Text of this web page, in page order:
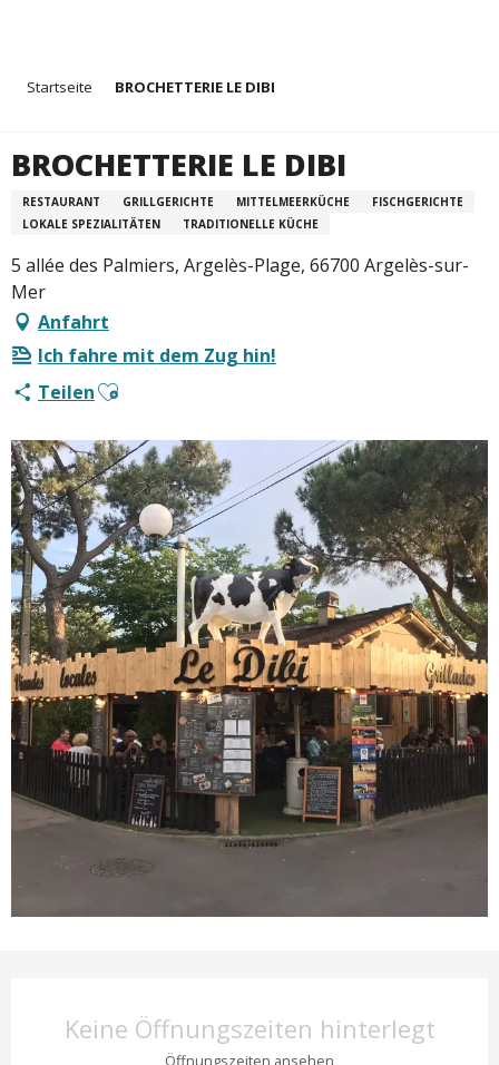
principal
Startseite BROCHETTERIE LE DIBI
BROCHETTERIE LE DIBI
RESTAURANT GRILLGERICHTE MITTELMEERKÜCHE
FISCHGERICHTE
LOKALE SPEZIALITÄTEN
TRADITIONELLE KÜCHE
5 allée des Palmiers, Argelès-Plage, 66700 Argelès-sur-
Mer
Anfahrt
Ich fahre mit dem Zug hin!
TeilenAjouter aux favoris
Keine Öffnungszeiten hinterlegt
Öffnungszeiten ansehen